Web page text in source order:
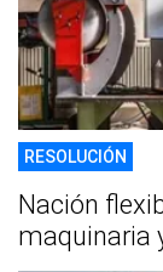
RESOLUCIÓN
Nación
maquinaria